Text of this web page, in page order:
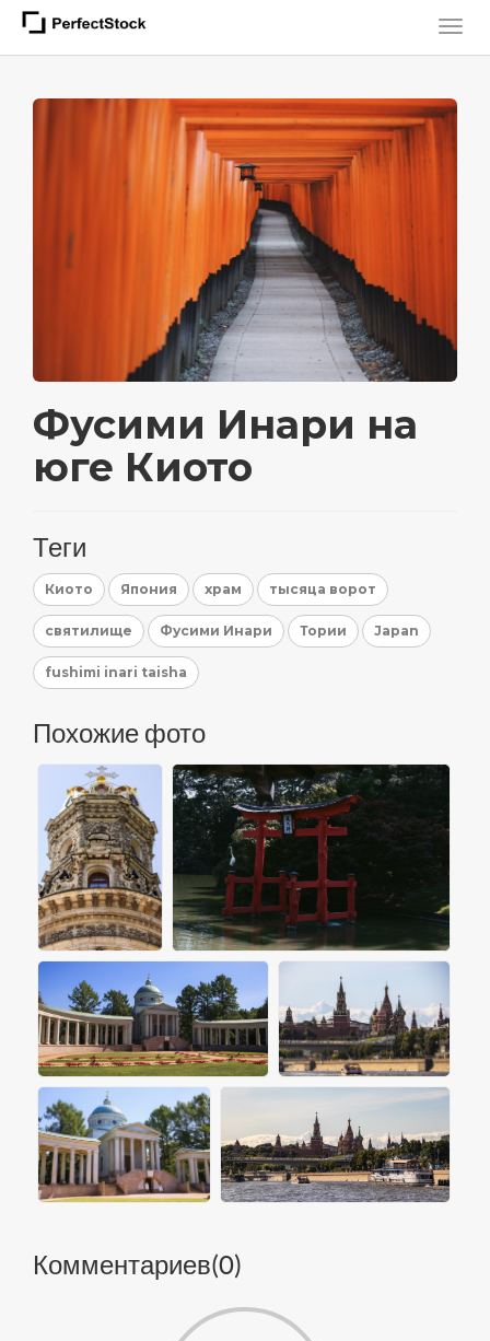
Фусими Инари на
юге Киото
Теги
Киото Япония храм тысяца ворот
святилище Фусими Инари Тории Japan
fushimi inari taisha
Похожие фото
Комментариев(0)